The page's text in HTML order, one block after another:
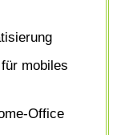
mobiles
Office